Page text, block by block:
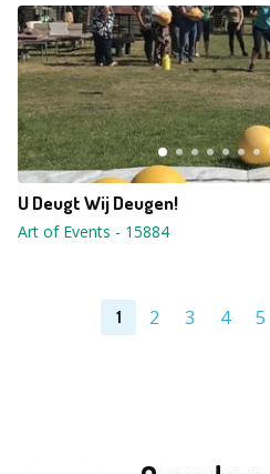
U Deugt Wij Deugen!
Art of Events - 15884
1 2 3 4 5